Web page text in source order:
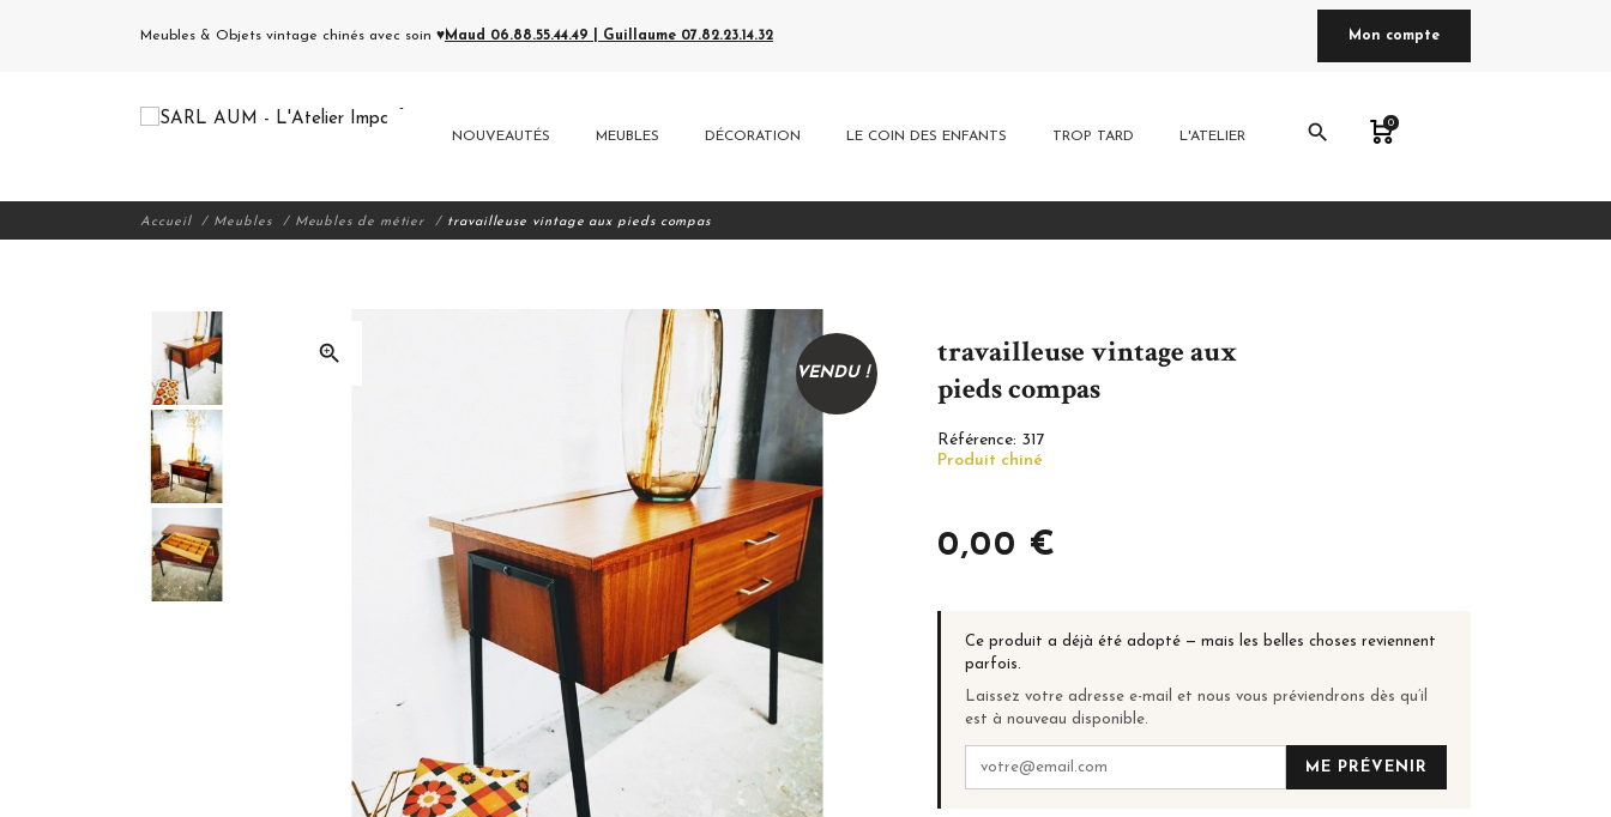
Meubles & Objets vintage chinés avec soin ♥Maud 06.88.55.44.49 | Guillaume 07.82.23.14.32 Mon compte
NOUVEAUTÉS MEUBLES DÉCORATION LE COIN DES ENFANTS TROP TARD L'ATELIER search 0
Accueil Meubles Meubles de métier travailleuse vintage aux pieds compas
zoom_in
VENDU !
travailleuse vintage aux
pieds compas
Référence: 317
Produit chiné
0,00 €
Ce produit a déjà été adopté — mais les belles choses reviennent
parfois.
Laissez votre adresse e-mail et nous vous préviendrons dès qu’il
est à nouveau disponible.
ME PRÉVENIR